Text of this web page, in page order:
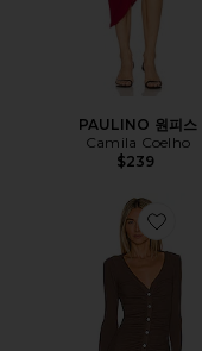
PAULINO 원피스
Camila Coelho
$239